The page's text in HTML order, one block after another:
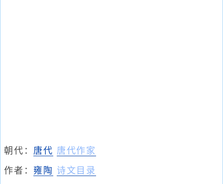
朝代： 唐代 唐代作家
作者： 雍陶 诗文目录